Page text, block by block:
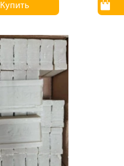
Купить